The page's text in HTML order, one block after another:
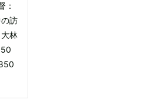
：
訪
林